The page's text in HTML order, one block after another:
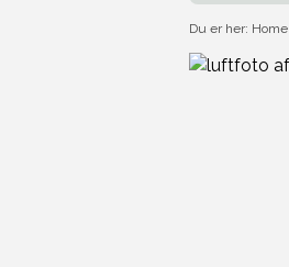
Du er her: Home